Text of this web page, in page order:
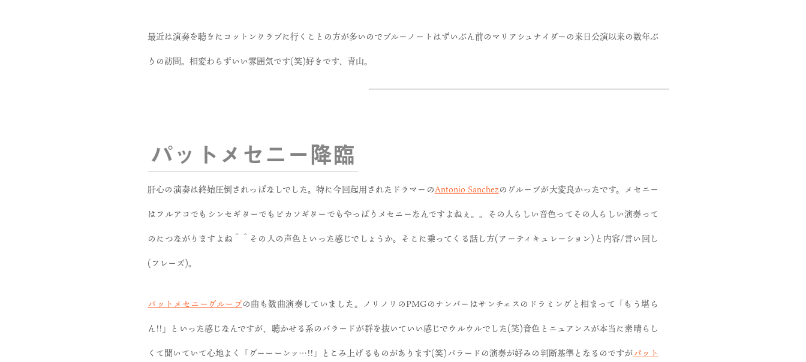
最近は演奏を聴きにコットンクラブに行くことの方が多いのでブルーノートはずいぶん前のマリアシュナイダーの来日公演以来の数年ぶ
りの訪問。相変わらずいい雰囲気です(笑)好きです、青山。
パットメセニー降臨
肝心の演奏は終始圧倒されっぱなしでした。特に今回起用されたドラマーのAntonio Sanchezのグルーブが大変良かったです。メセニー
はフルアコでもシンセギターでもピカソギターでもやっぱりメセニーなんですよねぇ。。その人らしい音色ってその人らしい演奏って
のにつながりますよね＾＾その人の声色といった感じでしょうか。そこに乗ってくる話し方(アーティキュレーション)と内容/言い回し
(フレーズ)。
パットメセニーグループの曲も数曲演奏していました。ノリノリのPMGのナンバーはサンチェスのドラミングと相まって「もう堪ら
ん!!」といった感じなんですが、聴かせる系のバラードが群を抜いていい感じでウルウルでした(笑)音色とニュアンスが本当に素晴らし
くて聞いていて心地よく「グーーーンッ…!!」とこみ上げるものがあります(笑)バラードの演奏が好みの判断基準となるのですがパット